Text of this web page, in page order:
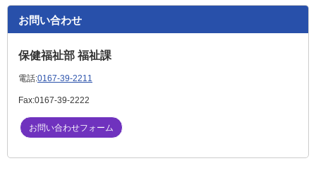
お問い合わせ
保健福祉部 福祉課
電話:0167-39-2211
Fax:0167-39-2222
お問い合わせフォーム